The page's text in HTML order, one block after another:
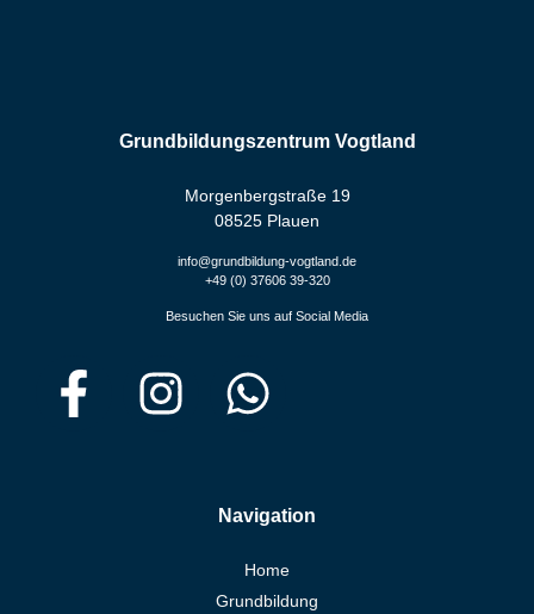
Grundbildungszentrum Vogtland
Morgenbergstraße 19
08525 Plauen
info@grundbildung-vogtland.de
+49 (0) 37606 39-320
Besuchen Sie uns auf Social Media
Navigation
Home
Grundbildung